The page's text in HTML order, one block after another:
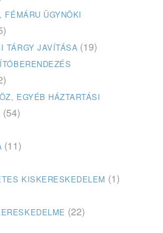
FÉMÁRU ÜGYNÖKI
TÁRGY JAVÍTÁSA (19)
EGYÉB HÁZTARTÁSI
(54)
(11)
KISKERESKEDELEM (1)
(22)